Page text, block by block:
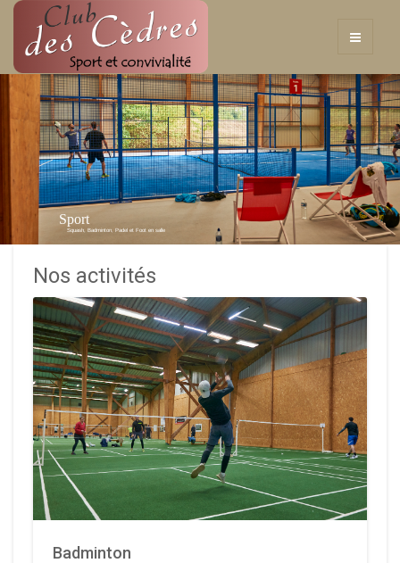
Sport
Squash, Badminton, Padel et Foot en salle
Nos activités
Badminton